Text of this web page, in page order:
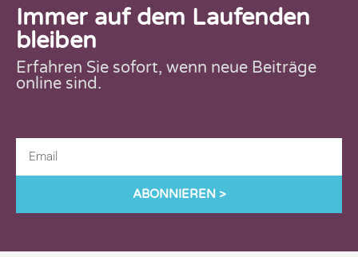
Immer auf dem Laufenden
bleiben
Erfahren Sie sofort, wenn neue Beiträge
online sind.
ABONNIEREN >